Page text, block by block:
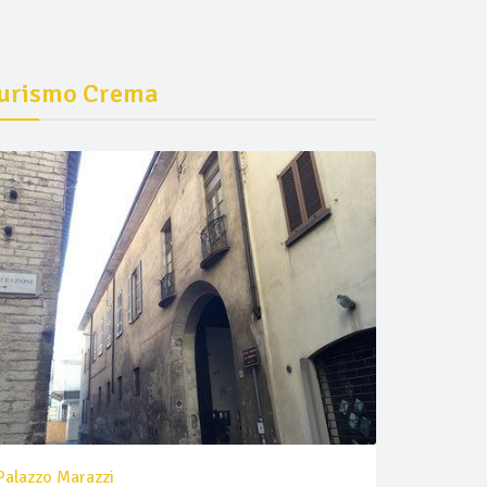
Crema
Marazzi